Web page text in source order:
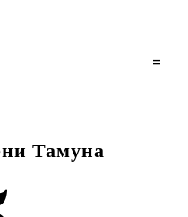
=
Тамуна